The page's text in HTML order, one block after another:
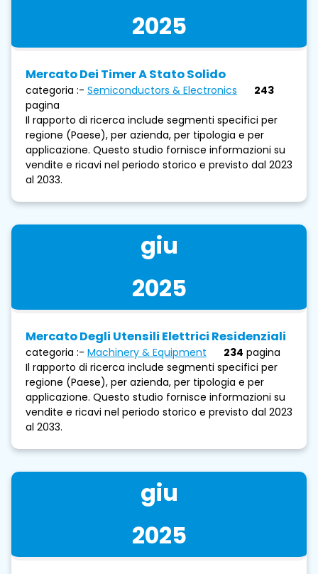
2025
Mercato Dei Timer A Stato Solido
categoria :- Semiconductors & Electronics
243
pagina
Il rapporto di ricerca include segmenti specifici per
regione (Paese), per azienda, per tipologia e per
applicazione. Questo studio fornisce informazioni su
vendite e ricavi nel periodo storico e previsto dal 2023
al 2033.
giu
2025
Mercato Degli Utensili Elettrici Residenziali
categoria :- Machinery & Equipment 234 pagina
Il rapporto di ricerca include segmenti specifici per
regione (Paese), per azienda, per tipologia e per
applicazione. Questo studio fornisce informazioni su
vendite e ricavi nel periodo storico e previsto dal 2023
al 2033.
giu
2025